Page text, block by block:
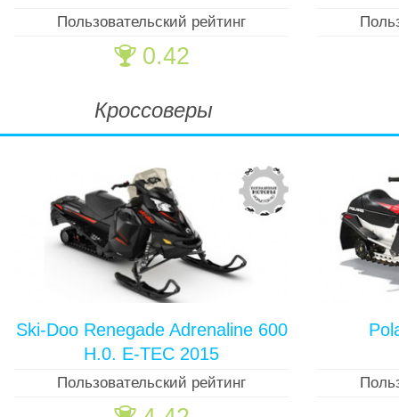
Пользовательский рейтинг
🏆 0.42
Кроссоверы
Ski-Doo Renegade Adrenaline 600
H.0. E-TEC 2015
Пользовательский рейтинг